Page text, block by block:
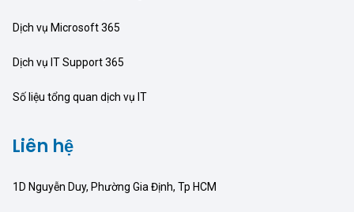
Dịch vụ Microsoft 365
Dịch vụ IT Support 365
Số liệu tổng quan dịch vụ IT
Liên hệ
1D Nguyễn Duy, Phường Gia Định, Tp HCM